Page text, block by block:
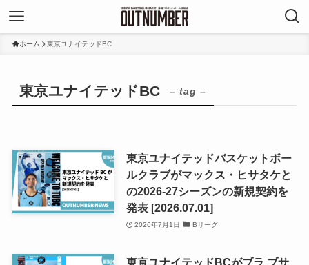
ホーム 東京ユナイテッドBC
東京ユナイテッドBC – tag –
東京ユナイテッドバスケットボー
ルクラブがマックス・ヒサタケと
の2026-27シーズンの新規契約を
発表 [2026.07.01]
2026年7月1日 Bリーグ
東京ユナイテッドBCがブラ ブサ